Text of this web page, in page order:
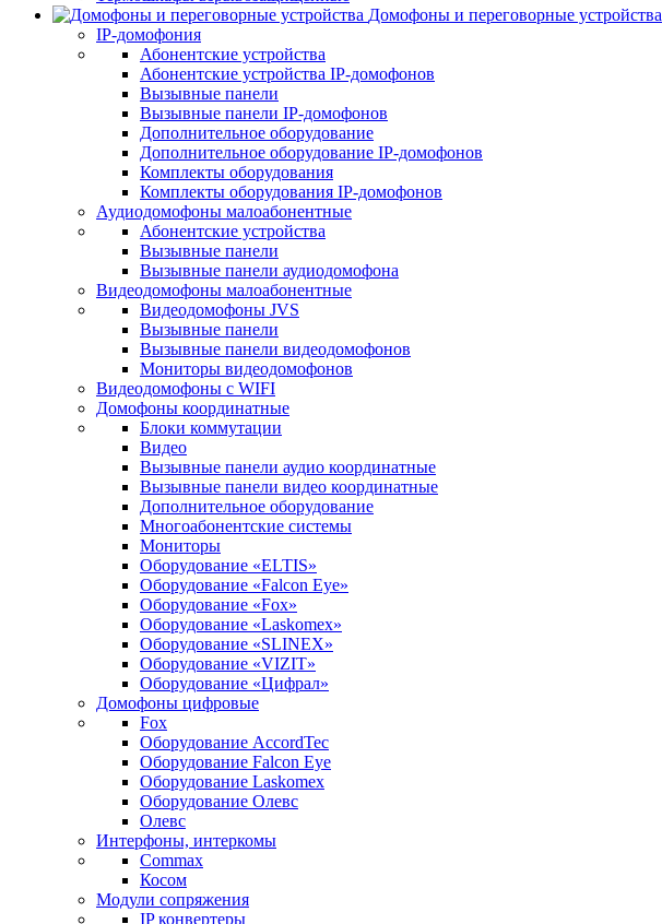
Домофоны и переговорные устройства
IP-домофония
Абонентские устройства
Абонентские устройства IP-домофонов
Вызывные панели
Вызывные панели IP-домофонов
Дополнительное оборудование
Дополнительное оборудование IP-домофонов
Комплекты оборудования
Комплекты оборудования IP-домофонов
Аудиодомофоны малоабонентные
Абонентские устройства
Вызывные панели
Вызывные панели аудиодомофона
Видеодомофоны малоабонентные
Видеодомофоны JVS
Вызывные панели
Вызывные панели видеодомофонов
Мониторы видеодомофонов
Видеодомофоны с WIFI
Домофоны координатные
Блоки коммутации
Видео
Вызывные панели аудио координатные
Вызывные панели видео координатные
Дополнительное оборудование
Многоабонентские системы
Мониторы
Оборудование «ELTIS»
Оборудование «Falcon Eye»
Оборудование «Fox»
Оборудование «Laskomex»
Оборудование «SLINEX»
Оборудование «VIZIT»
Оборудование «Цифрал»
Домофоны цифровые
Fox
Оборудование AccordTec
Оборудование Falcon Eye
Оборудование Laskomex
Оборудование Олевс
Олевс
Интерфоны, интеркомы
Commax
Косом
Модули сопряжения
IP конвертеры